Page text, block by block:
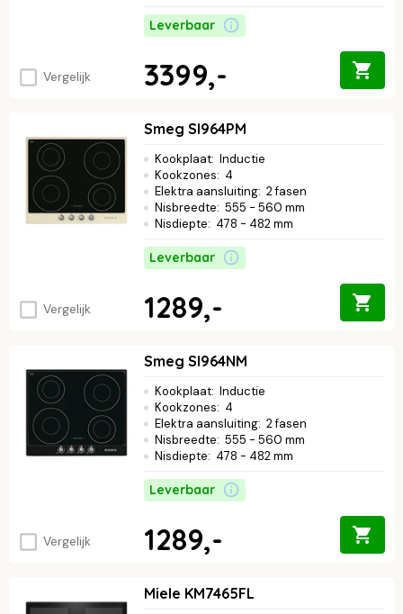
Vergelijk
Leverbaar
3399,-
Vergelijk
Smeg SI964PM
Kookplaat: Inductie
Kookzones: 4
Elektra aansluiting: 2 fasen
Nisbreedte: 555 - 560 mm
Nisdiepte: 478 - 482 mm
Leverbaar
1289,-
Vergelijk
Smeg SI964NM
Kookplaat: Inductie
Kookzones: 4
Elektra aansluiting: 2 fasen
Nisbreedte: 555 - 560 mm
Nisdiepte: 478 - 482 mm
Leverbaar
1289,-
Miele KM7465FL